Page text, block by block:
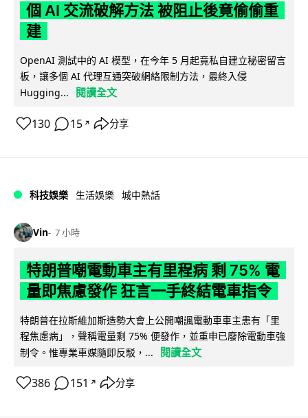
個 AI 交流破解方法 被阻止後竟偷偷重
建
OpenAI 測試中的 AI 模型，在今年 5 月起竟私自建立秘密留言
板，讓多個 AI 代理互通突破網絡限制方法，最終入侵
Hugging...
閱讀全文
130 15 ↗ 分享
科技娛樂 生活娛樂 城中熱話
Vin 7 小時
特朗普嘲電動車主有里程病 剩 75% 電
量即焦慮發作 狂言一手終結電車指令
特朗普在拉斯維加斯造勢大會上公開嘲諷電動車車主患有「里
程焦慮病」，聲稱電量剩 75% 便發作，並重申已廢除電動車強
制令。惟專業車媒隨即反駁，...
閱讀全文
386 151 ↗ 分享